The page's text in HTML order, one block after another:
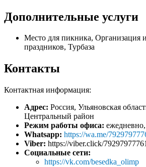
Дополнительные услуги
Место для пикника, Организация
праздников, Турбаза
Контакты
Контактная информация:
Адрес: Россия, Ульяновская
Центральный район
Режим работы офиса:
Whatsapp: https://wa.me/
Viber: https://viber.click/79297977761
Социальные сети:
https://vk.com/besedka_olimp